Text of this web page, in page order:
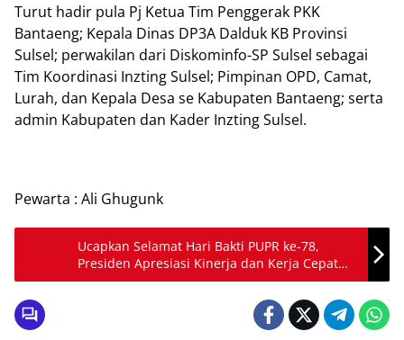
Turut hadir pula Pj Ketua Tim Penggerak PKK
Bantaeng; Kepala Dinas DP3A Dalduk KB Provinsi
Sulsel; perwakilan dari Diskominfo-SP Sulsel sebagai
Tim Koordinasi Inzting Sulsel; Pimpinan OPD, Camat,
Lurah, dan Kepala Desa se Kabupaten Bantaeng; serta
admin Kabupaten dan Kader Inzting Sulsel.
Pewarta : Ali Ghugunk
Ucapkan Selamat Hari Bakti PUPR ke-78,
Presiden Apresiasi Kinerja dan Kerja Cepat
Kementerian PUPR